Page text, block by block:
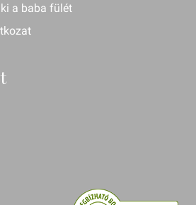
a baba fülét